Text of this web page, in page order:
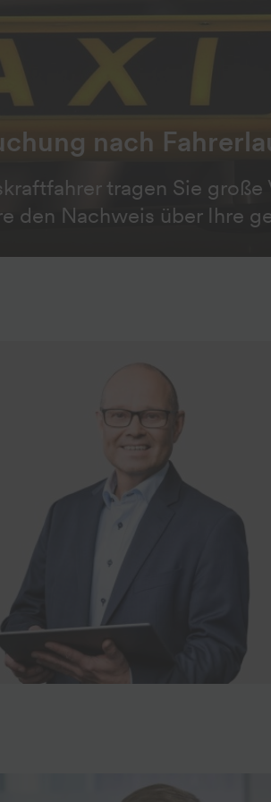
nach
tragen Sie
den Nachweis über Ihre